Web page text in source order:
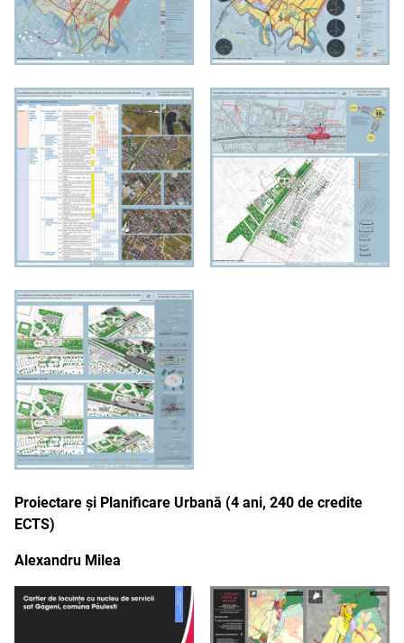
Proiectare și Planificare Urbană (4 ani, 240 de credite
ECTS)
Alexandru Milea